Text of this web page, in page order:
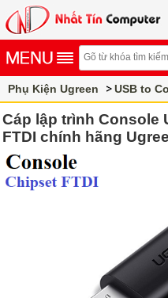
Phụ Kiện Ugreen USB to
Cáp lập trình Console
FTDI chính hãng